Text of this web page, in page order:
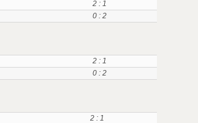
2 : 1
0 : 2
2 : 1
0 : 2
2 : 1